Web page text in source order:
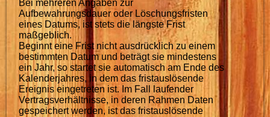
Bei mehreren Angaben zur
Aufbewahrungsdauer oder Löschungsfristen
eines Datums, ist stets die längste Frist
maßgeblich.
Beginnt eine Frist nicht ausdrücklich zu einem
bestimmten Datum und beträgt sie mindestens
ein Jahr, so startet sie automatisch am Ende des
Kalenderjahres, in dem das fristauslösende
Ereignis eingetreten ist. Im Fall laufender
Vertragsverhältnisse, in deren Rahmen Daten
gespeichert werden, ist das fristauslösende